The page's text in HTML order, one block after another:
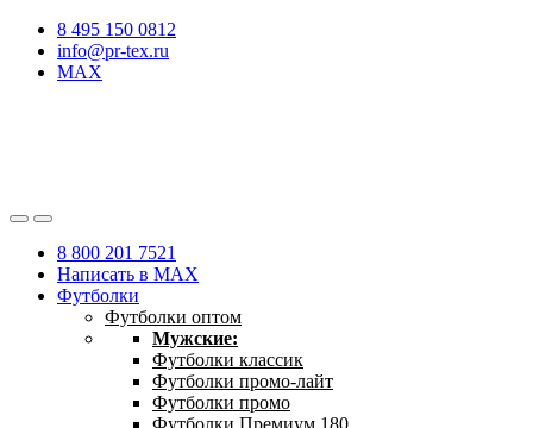
8 495 150 0812
info@pr-tex.ru
MAX
8 800 201 7521
Написать в MAX
Футболки
Футболки оптом
Мужские:
Футболки классик
Футболки промо-лайт
Футболки промо
Футболки Премиум 180